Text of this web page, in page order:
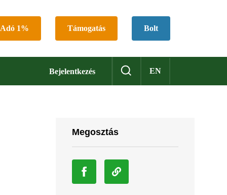
Adó 1% Támogatás Bolt
Bejelentkezés EN
Megosztás